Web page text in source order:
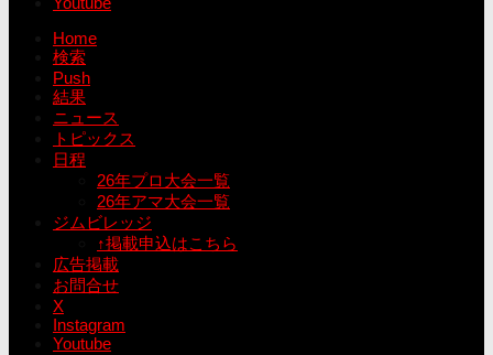
Home
検索
Push
結果
ニュース
トピックス
日程
26年プロ大会一覧
26年アマ大会一覧
ジムビレッジ
↑掲載申込はこちら
広告掲載
お問合せ
X
Instagram
Youtube